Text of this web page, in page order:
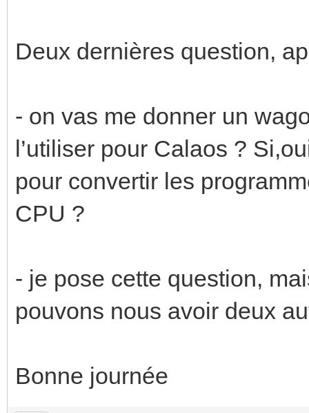
Deux dernières question,
- on vas me donner un
l’utiliser pour Calaos ?
pour convertir les
CPU ?
- je pose cette question,
pouvons nous avoir deux
Bonne journée